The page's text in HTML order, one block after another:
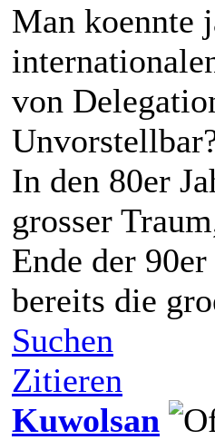
Man koennte
von
In den 80er
grosser
Ende der
bereits die
Suchen
Zitieren
Kuwolsan